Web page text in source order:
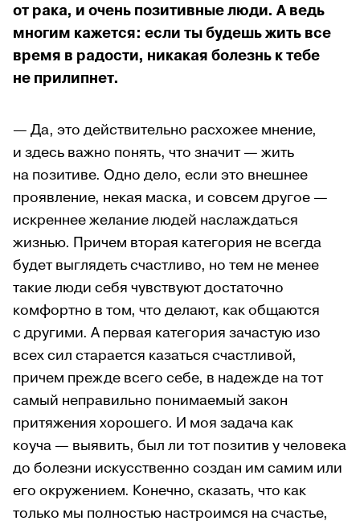
от рака, и очень позитивные люди. А ведь
многим кажется: если ты будешь жить все
время в радости, никакая болезнь к тебе
не прилипнет.
— Да, это действительно расхожее мнение,
и здесь важно понять, что значит — жить
на позитиве. Одно дело, если это внешнее
проявление, некая маска, и совсем другое —
искреннее желание людей наслаждаться
жизнью. Причем вторая категория не всегда
будет выглядеть счастливо, но тем не менее
такие люди себя чувствуют достаточно
комфортно в том, что делают, как общаются
с другими. А первая категория зачастую изо
всех сил старается казаться счастливой,
причем прежде всего себе, в надежде на тот
самый неправильно понимаемый закон
притяжения хорошего. И моя задача как
коуча — выявить, был ли тот позитив у человека
до болезни искусственно создан им самим или
его окружением. Конечно, сказать, что как
только мы полностью настроимся на счастье,